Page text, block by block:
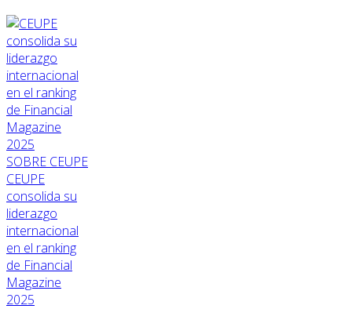
SOBRE CEUPE
CEUPE
consolida su
liderazgo
internacional
en el ranking
de Financial
Magazine
2025